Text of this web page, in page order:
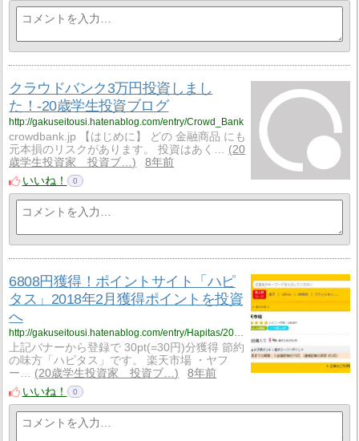
クラウドバンク3万円投資しまし
た！-20歳学生投資ブログ
http://gakuseitousi.hatenablog.com/entry/Crowd_Bank
crowdbank.jp 【はじめに】 どの 金融商品 にも
元本損のリスクがあります。 投資はあく…
20
歳学生投資家 投資ブ…
8年前
いいね！
0
6808円獲得！ポイントサイト「ハピ
タス」2018年2月獲得ポイントを投資
へ
http://gakuseitousi.hatenablog.com/entry/Hapitas/20180307
上記バナーから登録で 30pt(=30円)分獲得 節約
の味方「ハピタス」です。 楽天市場 ・ヤフ
ー…
20歳学生投資家 投資ブ…
8年前
いいね！
0